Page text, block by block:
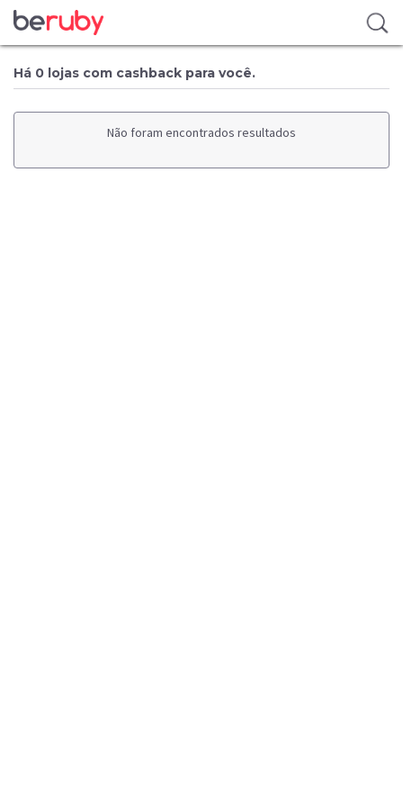
Há 0 lojas com cashback para você.
Não foram encontrados resultados